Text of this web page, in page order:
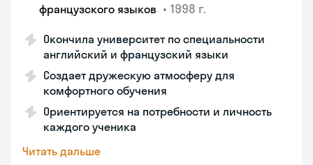
французского языков • 1998 г.
Окончила университет по специальности
английский и французский языки
Создает дружескую атмосферу для
комфортного обучения
Ориентируется на потребности и личность
каждого ученика
Читать дальше